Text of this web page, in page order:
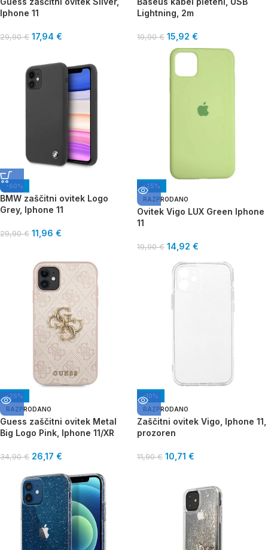
Iphone 11
29,90€ 17,94 €
Lightning, 2m
19,90€ 15,92 €
-60%
BMW zaščitni ovitek Logo
Grey, Iphone 11
29,90€ 11,96 €
-25%
RAZPRODANO
Ovitek Vigo LUX Green Iphone
11
19,90€ 14,92 €
-25%
RAZPRODANO
Guess zaščitni ovitek Metal
Big Logo Pink, Iphone 11/XR
34,90€ 26,17 €
-10%
RAZPRODANO
Zaščitni ovitek Vigo, Iphone 11,
prozoren
11,90€ 10,71 €